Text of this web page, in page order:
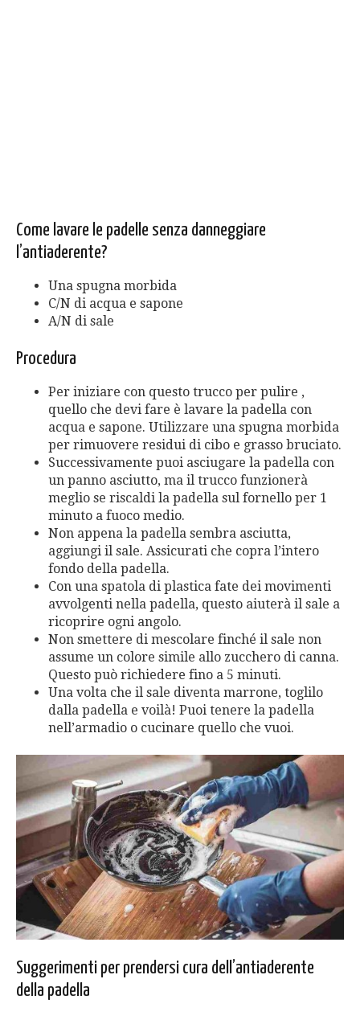
Come lavare le padelle senza danneggiare
l’antiaderente?
Una spugna morbida
C/N di acqua e sapone
A/N di sale
Procedura
Per iniziare con questo trucco per pulire ,
quello che devi fare è lavare la padella con
acqua e sapone. Utilizzare una spugna morbida
per rimuovere residui di cibo e grasso bruciato.
Successivamente puoi asciugare la padella con
un panno asciutto, ma il trucco funzionerà
meglio se riscaldi la padella sul fornello per 1
minuto a fuoco medio.
Non appena la padella sembra asciutta,
aggiungi il sale. Assicurati che copra l’intero
fondo della padella.
Con una spatola di plastica fate dei movimenti
avvolgenti nella padella, questo aiuterà il sale a
ricoprire ogni angolo.
Non smettere di mescolare finché il sale non
assume un colore simile allo zucchero di canna.
Questo può richiedere fino a 5 minuti.
Una volta che il sale diventa marrone, toglilo
dalla padella e voilà! Puoi tenere la padella
nell’armadio o cucinare quello che vuoi.
Suggerimenti per prendersi cura dell’antiaderente
della padella